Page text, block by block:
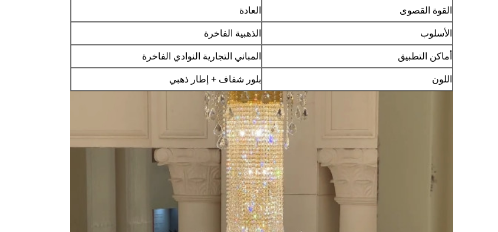
القوة القصوى العادة
الأسلوب الذهبية الفاخرة
أماكن التطبيق المباني التجارية النوادي الفاخرة
اللون بلور شفاف + إطار ذهبي